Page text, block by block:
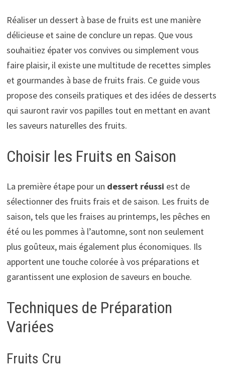
Réaliser un dessert à base de fruits est une manière
délicieuse et saine de conclure un repas. Que vous
souhaitiez épater vos convives ou simplement vous
faire plaisir, il existe une multitude de recettes simples
et gourmandes à base de fruits frais. Ce guide vous
propose des conseils pratiques et des idées de desserts
qui sauront ravir vos papilles tout en mettant en avant
les saveurs naturelles des fruits.
Choisir les Fruits en Saison
La première étape pour un dessert réussi est de
sélectionner des fruits frais et de saison. Les fruits de
saison, tels que les fraises au printemps, les pêches en
été ou les pommes à l’automne, sont non seulement
plus goûteux, mais également plus économiques. Ils
apportent une touche colorée à vos préparations et
garantissent une explosion de saveurs en bouche.
Techniques de Préparation
Variées
Fruits Cru